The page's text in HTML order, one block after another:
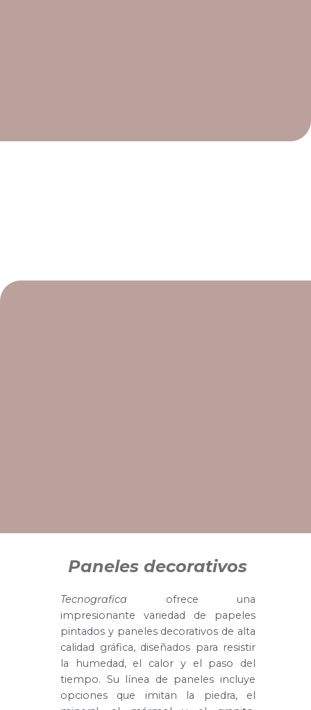
Paneles decorativos
Tecnografica ofrece una
impresionante variedad de papeles
pintados y paneles decorativos de alta
calidad gráfica, diseñados para resistir
la humedad, el calor y el paso del
tiempo. Su línea de paneles incluye
opciones que imitan la piedra, el